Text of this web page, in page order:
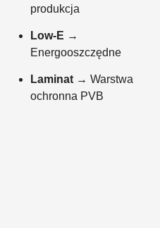
produkcja
Low-E →
Energooszczędne
Laminat → Warstwa
ochronna PVB